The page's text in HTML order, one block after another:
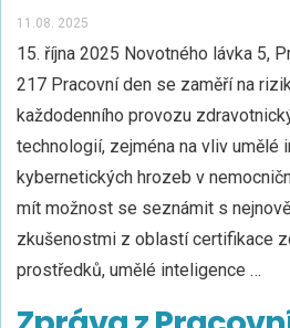
11.08. 2025
15. října 2025 Novotného lávka 5,
217 Pracovní den se zaměří na
každodenního provozu
technologií, zejména na vliv umělé
kybernetických hrozeb v
mít možnost se seznámit s
zkušenostmi z oblastí certifikace
prostředků, umělé inteligence …